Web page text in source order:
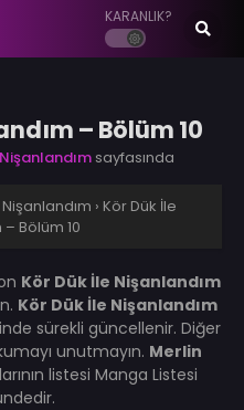
KARANLIK?
– Bölüm 10
sayfasında
› Kör Dük İle
Bölüm 10
Kör Dük İle Nişanlandım
Kör Dük İle Nişanlandım
sürekli güncellenir. Diğer
unutmayın. Merlin
listesi Manga Listesi